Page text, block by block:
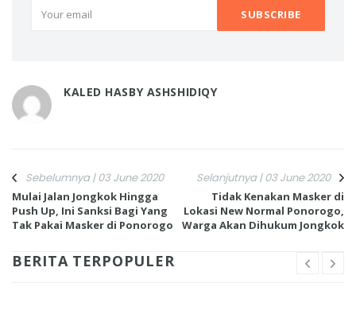
KALED HASBY ASHSHIDIQY
Sebelumnya | 03 June 2020
Mulai Jalan Jongkok Hingga
Push Up, Ini Sanksi Bagi Yang
Tak Pakai Masker di Ponorogo
Selanjutnya | 03 June 2020
Tidak Kenakan Masker di
Lokasi New Normal Ponorogo,
Warga Akan Dihukum Jongkok
BERITA TERPOPULER